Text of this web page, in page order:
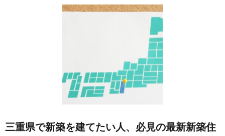
三重県で新築を建てたい人、必見の最新新築住